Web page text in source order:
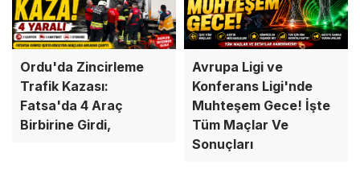
Ordu'da Zincirleme
Trafik Kazası:
Fatsa'da 4 Araç
Birbirine Girdi,
Avrupa Ligi ve
Konferans Ligi'nde
Muhteşem Gece! İşte
Tüm Maçlar Ve
Sonuçları